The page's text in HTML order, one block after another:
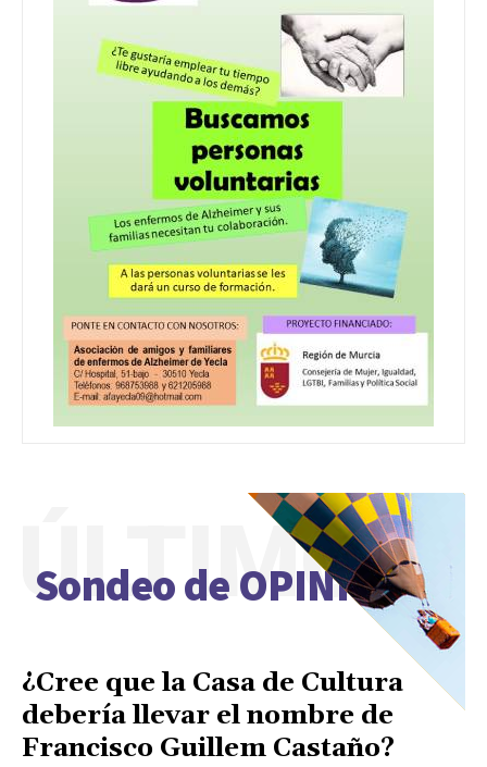
Sondeo de OPINIÓN
ÚLTIMO
¿Cree que la Casa de Cultura
debería llevar el nombre de
Francisco Guillem Castaño?